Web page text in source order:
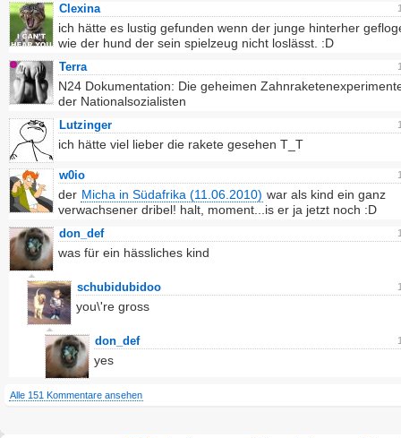
Clexina
ich hätte es lustig gefunden wenn der junge hinterher
wie der hund der sein spielzeug nicht loslässt. :D
Terra
N24 Dokumentation: Die geheimen
der Nationalsozialisten
Lutzinger
ich hätte viel lieber die rakete gesehen T_T
w0io
der Micha in Südafrika (11.06.2010) war als kind ein ganz
verwachsener dribel! halt, moment...is er ja jetzt noch :D
don_def
was für ein hässliches kind
schubidubidoo
you\'re gross
don_def
yes
Alle 151 Kommentare ansehen